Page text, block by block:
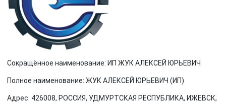
Сокращённое наименование: ИП ЖУК АЛЕКСЕЙ ЮРЬЕВИЧ
Полное наименование: ЖУК АЛЕКСЕЙ ЮРЬЕВИЧ (ИП)
Адрес: 426008, РОССИЯ, УДМУРТСКАЯ РЕСПУБЛИКА, ИЖЕВСК,